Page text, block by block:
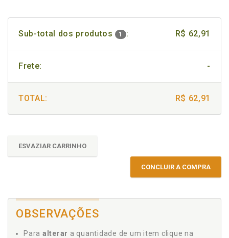
Sub-total dos produtos 1 : R$ 62,91
Frete: -
TOTAL: R$ 62,91
ESVAZIAR CARRINHO
CONCLUIR A COMPRA
OBSERVAÇÕES
Para alterar a quantidade de um item clique na